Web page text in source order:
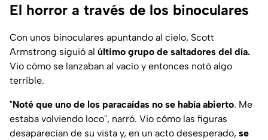
El horror a través de los binoculares
Con unos binoculares apuntando al cielo, Scott
Armstrong siguió al último grupo de saltadores del día.
Vio cómo se lanzaban al vacío y entonces notó algo
terrible.
"Noté que uno de los paracaídas no se había abierto. Me
estaba volviendo loco", narró. Vio cómo las figuras
desaparecían de su vista y, en un acto desesperado, se